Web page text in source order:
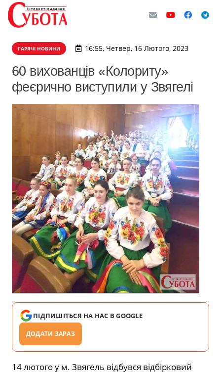
ГАРЯЧІ НОВИНИ 16:55, Четвер, 16 Лютого, 2023
60 вихованців «Колориту»
феєрично виступили у Звягелі
ПІДПИШІТЬСЯ НА НАС В GOOGLE
ДОДАТИ ЗАРАЗ
14 лютого у м. Звягель відбувся відбірковий